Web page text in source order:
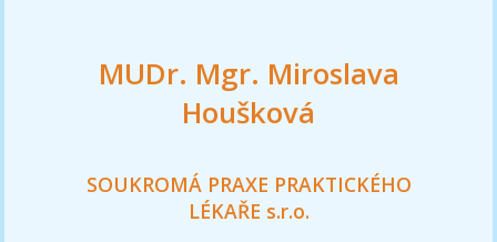
MUDr. Mgr. Miroslava
Houšková
SOUKROMÁ PRAXE PRAKTICKÉHO
LÉKAŘE s.r.o.